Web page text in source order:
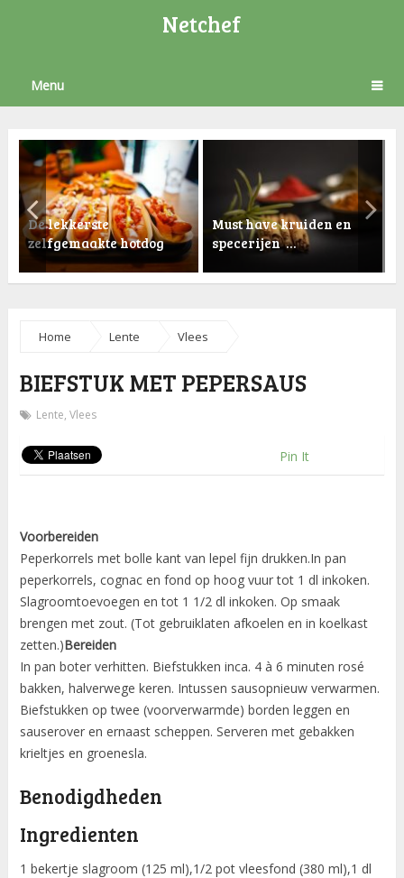
Netchef
Menu
De lekkerste
zelfgemaakte hotdog
Must have kruiden en
specerijen …
Home Lente Vlees
BIEFSTUK MET PEPERSAUS
Lente, Vlees
Pin It
Voorbereiden
Peperkorrels met bolle kant van lepel fijn drukken.In pan
peperkorrels, cognac en fond op hoog vuur tot 1 dl inkoken.
Slagroomtoevoegen en tot 1 1/2 dl inkoken. Op smaak
brengen met zout. (Tot gebruiklaten afkoelen en in koelkast
zetten.)Bereiden
In pan boter verhitten. Biefstukken inca. 4 à 6 minuten rosé
bakken, halverwege keren. Intussen sausopnieuw verwarmen.
Biefstukken op twee (voorverwarmde) borden leggen en
sauserover en ernaast scheppen. Serveren met gebakken
krieltjes en groenesla.
Benodigdheden
Ingredienten
1 bekertje slagroom (125 ml),1/2 pot vleesfond (380 ml),1 dl